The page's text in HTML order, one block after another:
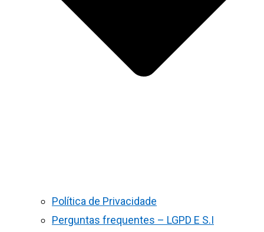
Política de Privacidade
Perguntas frequentes – LGPD E S.I